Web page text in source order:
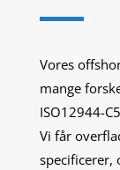
Vores
mange
ISO12944-
Vi får
specificerer,